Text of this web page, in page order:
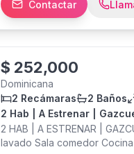
- Cancha de tenis -
Terraza - Área social VENTA
Contactar
$ 252,000
Dominicana
2 Recámaras
2 Baños
2 Hab | A Estrenar |
2 HAB | A ESTRENAR |
lavado Sala comedor